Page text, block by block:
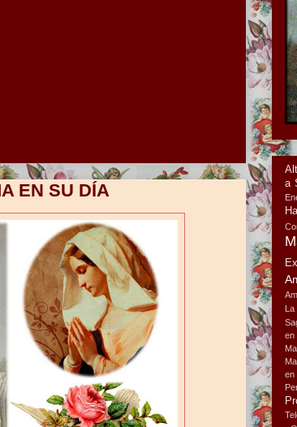
EN SU DÍA
a
La
en
en